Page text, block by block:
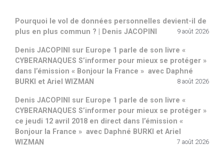
Pourquoi le vol de données personnelles devient-il de
plus en plus commun ? | Denis JACOPINI
9 août 2026
Denis JACOPINI sur Europe 1 parle de son livre «
CYBERARNAQUES S’informer pour mieux se protéger »
dans l’émission « Bonjour la France » avec Daphné
BURKI et Ariel WIZMAN
8 août 2026
Denis JACOPINI sur Europe 1 parle de son livre «
CYBERARNAQUES S’informer pour mieux se protéger »
ce jeudi 12 avril 2018 en direct dans l’émission «
Bonjour la France » avec Daphné BURKI et Ariel
WIZMAN
7 août 2026